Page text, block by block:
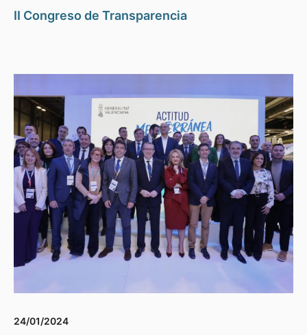
II Congreso de Transparencia
24/01/2024